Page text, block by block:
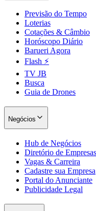
Previsão do Tempo
Loterias
Cotações & Câmbio
Horóscopo Diário
Barueri Agora
Flash ⚡
TV JB
Busca
Guia de Drones
Negócios
Hub de Negócios
Diretório de Empresas
Vagas & Carreira
Cadastre sua Empresa
Portal do Anunciante
Publicidade Legal